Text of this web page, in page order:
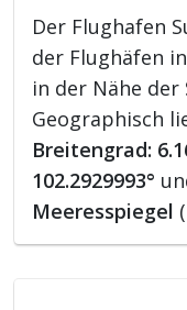
Der Flughafen
der Flughäfen in
in der Nähe der
Geographisch
Breitengrad:
102.2929993°
Meeresspiegel